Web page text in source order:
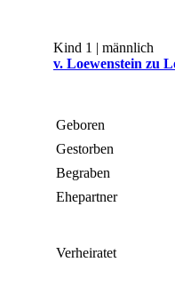
Kind 1 | männlich
v. Loewenstein zu
Geboren
Gestorben
Begraben
Ehepartner
Verheiratet